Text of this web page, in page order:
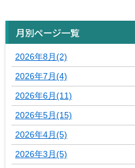
月別ページ一覧
2026年8月(2)
2026年7月(4)
2026年6月(11)
2026年5月(15)
2026年4月(5)
2026年3月(5)